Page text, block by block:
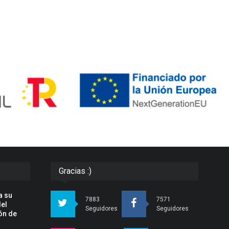
su
de
Gracias :)
7883
Seguidores
7571
Seguidores